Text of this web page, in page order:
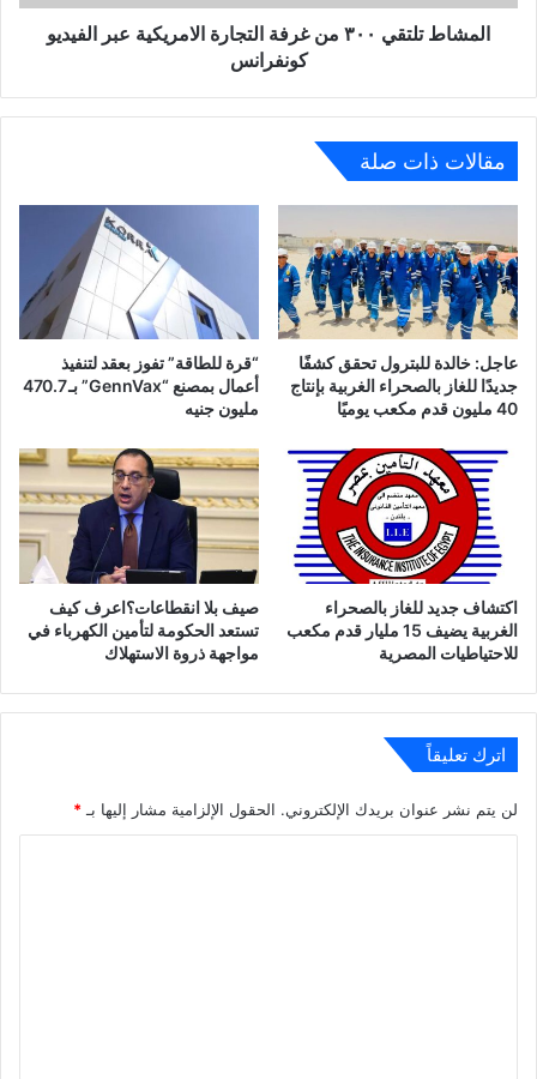
الفيديو
كونفرانس
المشاط تلتقي ٣٠٠ من غرفة التجارة الامريكية عبر الفيديو
كونفرانس
مقالات ذات صلة
عاجل: خالدة للبترول تحقق كشفًا
جديدًا للغاز بالصحراء الغربية بإنتاج
40 مليون قدم مكعب يوميًا
“قرة للطاقة” تفوز بعقد لتنفيذ
أعمال بمصنع “GennVax” بـ 470.7
مليون جنيه
اكتشاف جديد للغاز بالصحراء
الغربية يضيف 15 مليار قدم مكعب
للاحتياطيات المصرية
صيف بلا انقطاعات؟اعرف كيف
تستعد الحكومة لتأمين الكهرباء في
مواجهة ذروة الاستهلاك
اترك تعليقاً
لن يتم نشر عنوان بريدك الإلكتروني. الحقول الإلزامية مشار إليها بـ*